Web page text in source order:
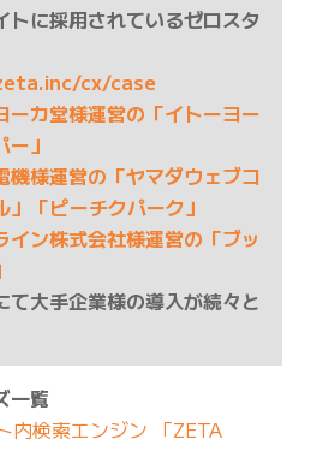
トに採用されているゼロスタ
cx/case
ーカ堂様運営の「イトーヨー
」
機様運営の「ヤマダウェブコ
「ピーチクパーク」
イン株式会社様運営の「ブッ
て大手企業様の導入が続々と
一覧
内検索エンジン 「ZETA